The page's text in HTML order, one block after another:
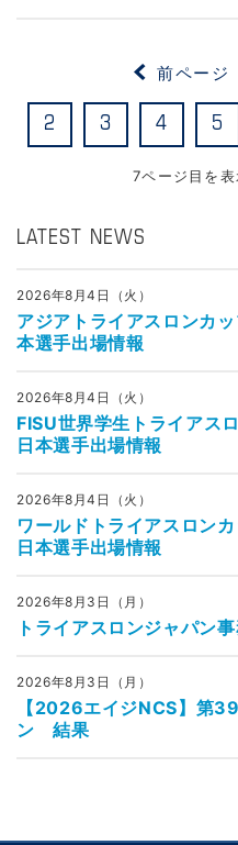
7ページ目を
前ページ
2 3 4 5
LATEST NEWS
2026年8月4日（火）
アジアトライアスロンカ
本選手出場情報
2026年8月4日（火）
FISU世界学生トライアス
日本選手出場情報
2026年8月4日（火）
ワールドトライアスロン
日本選手出場情報
2026年8月3日（月）
トライアスロンジャパン
2026年8月3日（月）
【2026エイジNCS】第
ン 結果